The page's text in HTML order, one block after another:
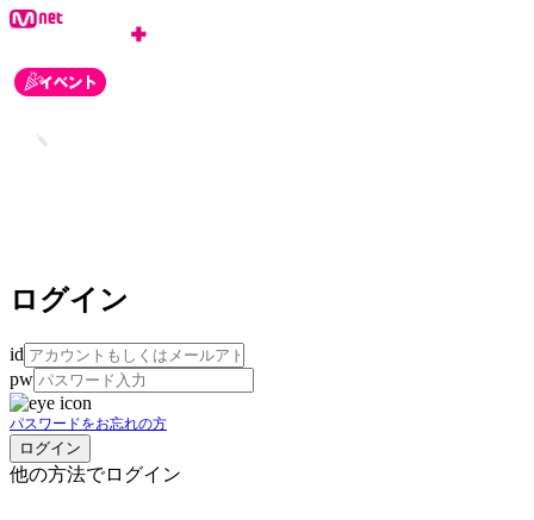
ログイン
id
pw
パスワードをお忘れの方
他の方法でログイン